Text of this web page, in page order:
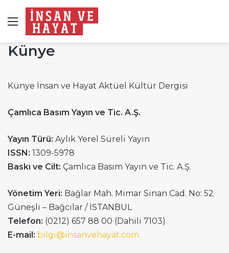
Menü
Künye
Künye İnsan ve Hayat Aktüel Kültür Dergisi
Çamlıca Basım Yayın ve Tic. A.Ş.
Yayın Türü: Aylık Yerel Süreli Yayın
ISSN: 1309-5978
Baskı ve Cilt: Çamlıca Basım Yayın ve Tic. A.Ş.
Yönetim Yeri: Bağlar Mah. Mimar Sinan Cad. No: 52
Güneşli – Bağcılar / İSTANBUL
Telefon: (0212) 657 88 00 (Dahili 7103)
E-mail: bilgi@insanvehayat.com